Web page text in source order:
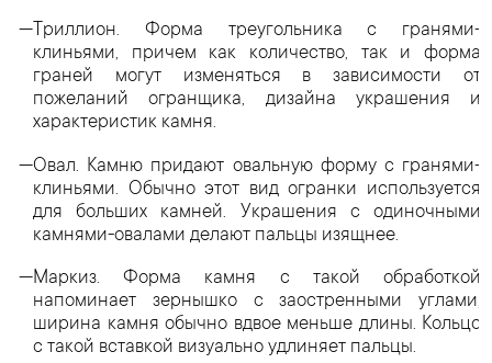
Триллион. Форма треугольника с гранями-
клиньями, причем как количество, так и форма
граней могут изменяться в зависимости от
пожеланий огранщика, дизайна украшения и
характеристик камня.
Овал. Камню придают овальную форму с гранями-
клиньями. Обычно этот вид огранки используется
для больших камней. Украшения с одиночными
камнями-овалами делают пальцы изящнее.
Маркиз. Форма камня с такой обработкой
напоминает зернышко с заостренными углами,
ширина камня обычно вдвое меньше длины. Кольцо
с такой вставкой визуально удлиняет пальцы.